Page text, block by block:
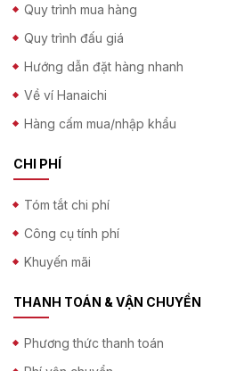
Quy trình mua hàng
Quy trình đấu giá
Hướng dẫn đặt hàng nhanh
Về ví Hanaichi
Hàng cấm mua/nhập khẩu
CHI PHÍ
Tóm tắt chi phí
Công cụ tính phí
Khuyến mãi
THANH TOÁN & VẬN CHUYỂN
Phương thức thanh toán